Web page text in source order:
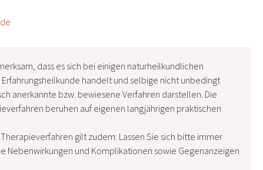
dass es sich bei einigen naturheilkundlichen
handelt und selbige nicht unbedingt
anerkannte bzw. bewiesene Verfahren darstellen. Die
beruhen auf eigenen langjährigen praktischen
gilt zudem: Lassen Sie sich bitte immer
Nebenwirkungen und Komplikationen sowie Gegenanzeigen